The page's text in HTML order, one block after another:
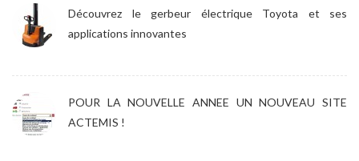
Découvrez le gerbeur électrique Toyota et ses
applications innovantes
POUR LA NOUVELLE ANNEE UN NOUVEAU SITE
ACTEMIS !